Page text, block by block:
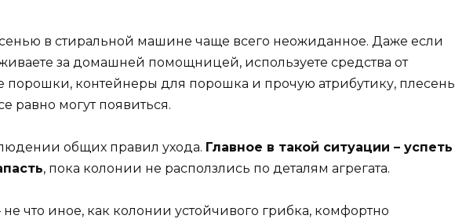
в стиральной машине чаще всего неожиданное. Даже если
за домашней помощницей, используете средства от
контейнеры для порошка и прочую атрибутику, плесень
равно могут появиться.
общих правил ухода. Главное в такой ситуации – успеть
, пока колонии не расползлись по деталям агрегата.
что иное, как колонии устойчивого грибка, комфортно